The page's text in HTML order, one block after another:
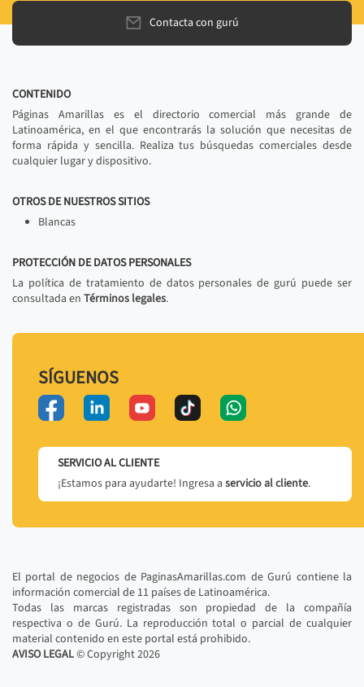
Contacta con gurú
CONTENIDO
Páginas Amarillas es el directorio comercial más grande de
Latinoamérica, en el que encontrarás la solución que necesitas de
forma rápida y sencilla. Realiza tus búsquedas comerciales desde
cualquier lugar y dispositivo.
OTROS DE NUESTROS SITIOS
Blancas
PROTECCIÓN DE DATOS PERSONALES
La política de tratamiento de datos personales de gurú puede ser
consultada en Términos legales.
SÍGUENOS
SERVICIO AL CLIENTE
¡Estamos para ayudarte! Ingresa a servicio al cliente.
El portal de negocios de PaginasAmarillas.com de Gurú contiene la
información comercial de 11 países de Latinoamérica.
Todas las marcas registradas son propiedad de la compañía
respectiva o de Gurú. La reproducción total o parcial de cualquier
material contenido en este portal está prohibido.
AVISO LEGAL© Copyright2026